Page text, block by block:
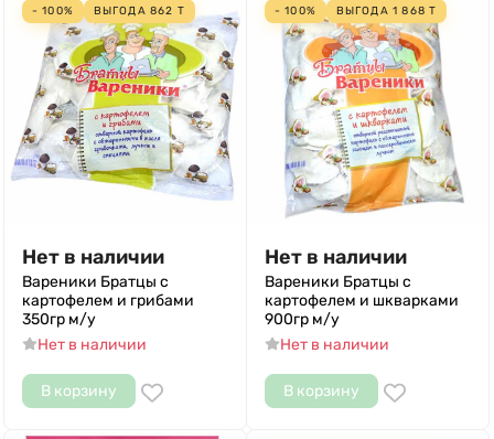
- 100% ВЫГОДА 862 Т
Нет в наличии
Вареники Братцы с
картофелем и грибами
350гр м/у
Нет в наличии
В корзину
- 100% ВЫГОДА 1 868 Т
Нет в наличии
Вареники Братцы с
картофелем и шкварками
900гр м/у
Нет в наличии
В корзину